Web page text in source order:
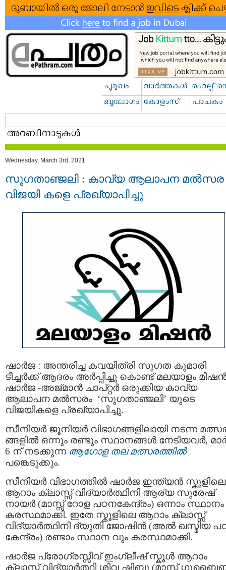
Wednesday, March 3rd, 2021
സുഗതാഞ്ജലി : കാവ്യ ആലാപന മൽസര
വിജയി കളെ പ്രഖ്യാപിച്ചു
ഷാർജ : അന്തരിച്ച കവയിത്രി സുഗത കുമാരി
ടീച്ചർക്ക് ആദരം അർപ്പിച്ചു കൊണ്ട് മലയാളം
ഷാർജ -അജ്മാൻ ചാപ്റ്റർ ഒരുക്കിയ കാവ്യ
ആലാപന മൽസരം ‘സുഗതാഞ്ജലി’ യുടെ
വിജയികളെ പ്രഖ്യാപിച്ചു.
സീനിയർ ജൂനിയർ വിഭാഗങ്ങളിലായി നടന്ന
ങ്ങളിൽ ഒന്നും രണ്ടും സ്ഥാനങ്ങള്‍ നേടിയവര്‍,
6 ന് നടക്കുന്ന ആഗോള തല മത്സരത്തിൽ
പങ്കെടുക്കും.
സീനിയർ വിഭാഗത്തിൽ ഷാർജ ഇന്ത്യൻ സ്കൂളിലെ
ആറാം ക്ലാസ്സ് വിദ്യാർത്ഥിനി ആര്യ സുരേഷ്
നായർ (മാസ്സ് റോള പഠനകേന്ദ്രം) ഒന്നാം സ്ഥാനം
കരസ്ഥമാക്കി. ഇതേ സ്കൂളിലെ ആറാം ക്ലാസ്സ്
വിദ്യാർത്ഥിനി ദ്യുതി ജോഷിൻ (അൽ ഖസ്മിയ
കേന്ദ്രം) രണ്ടാം സ്ഥാന വും കരസ്ഥമാക്കി.
ഷാർജ പ്രോഗ്രസ്സീവ് ഇംഗ്ലീഷ് സ്കൂൾ ആറാം
ക്ലാസ്സ് വിദ്യാർത്ഥി ശിവ ഷിബു (മാസ്സ്